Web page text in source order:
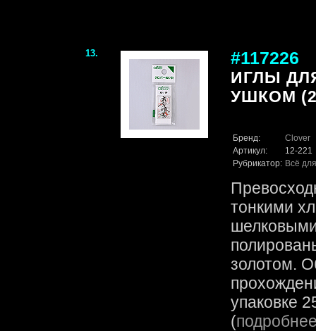
13. #117226
ИГЛЫ
УШКОМ
Бренд:
Clover
Артикул:
12-221
Рубрикатор: Всё
тонкими
золотом.
упаковке
(